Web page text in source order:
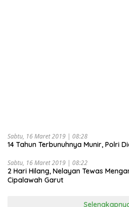
Sabtu, 16 Maret 2019 | 08:28
14 Tahun Terbunuhnya Munir, Polri
Sabtu, 16 Maret 2019 | 08:22
2 Hari Hilang, Nelayan Tewas
Cipalawah Garut